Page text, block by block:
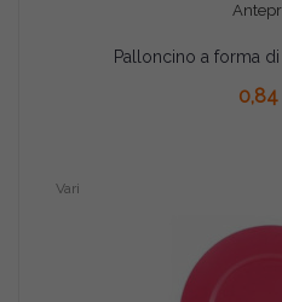
Palloncino a forma
Vari